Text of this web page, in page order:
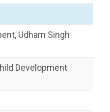
Udham Singh
Development